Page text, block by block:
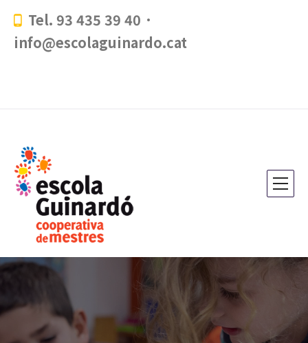
Tel. 93 435 39 40 ·
info@escolaguinardo.cat